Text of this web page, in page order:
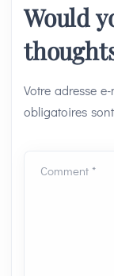
Would
Votre adresse
obligatoires
Comment *